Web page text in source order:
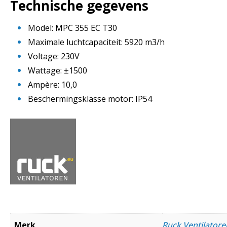
Technische gegevens
Model: MPC 355 EC T30
Maximale luchtcapaciteit: 5920 m3/h
Voltage: 230V
Wattage: ±1500
Ampère: 10,0
Beschermingsklasse motor: IP54